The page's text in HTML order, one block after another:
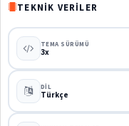
TEKNIK VERILER
TEMA SÜRÜMÜ
3x
DIL
Türkçe